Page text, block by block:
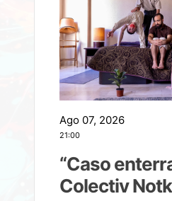
Ago 07, 2026
21:00
“Caso
Colectiv